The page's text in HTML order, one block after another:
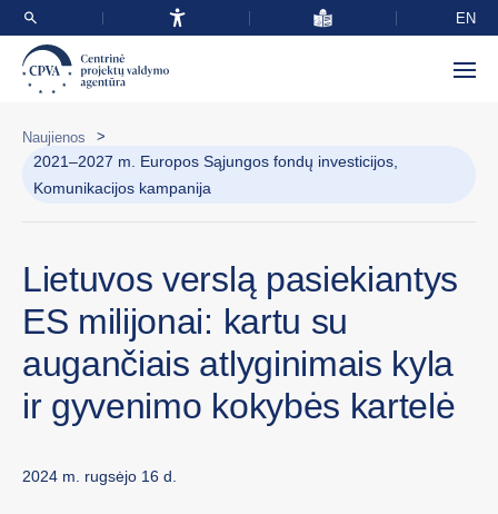
EN
Naujienos >
2021–2027 m. Europos Sąjungos fondų investicijos,
Komunikacijos kampanija
Lietuvos verslą pasiekiantys
ES milijonai: kartu su
augančiais atlyginimais kyla
ir gyvenimo kokybės kartelė
2024 m. rugsėjo 16 d.